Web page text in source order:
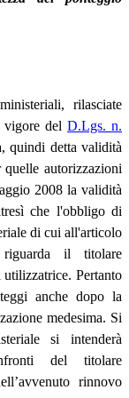
rilasciate
vigore delD.Lgs. n.
quindi detta validità
autorizzazioni
2008 la validità
che l'obbligo di
di cui all'articolo
il titolare
Pertanto
anche dopo la
medesima. Si
si intenderà
del titolare
rinnovo